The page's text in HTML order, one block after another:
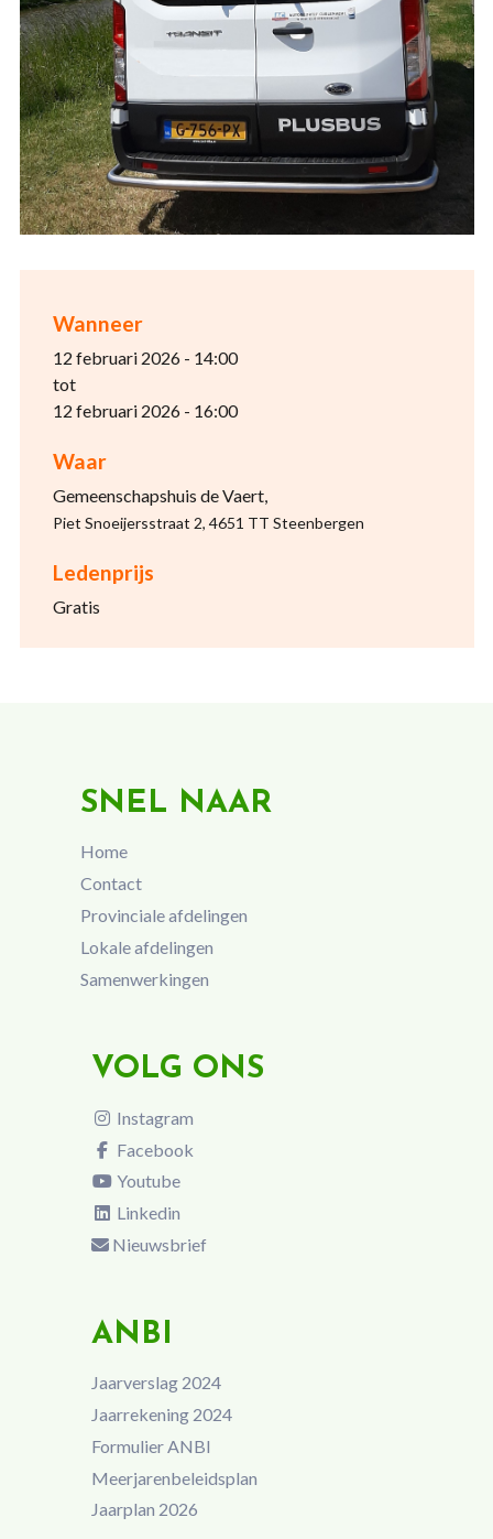
Wanneer
12 februari 2026 - 14:00
tot
12 februari 2026 - 16:00
Waar
Gemeenschapshuis de Vaert,
Piet Snoeijersstraat 2, 4651 TT Steenbergen
Ledenprijs
Gratis
SNEL NAAR
Home
Contact
Provinciale afdelingen
Lokale afdelingen
Samenwerkingen
VOLG ONS
Instagram
Facebook
Youtube
Linkedin
Nieuwsbrief
ANBI
Jaarverslag 2024
Jaarrekening 2024
Formulier ANBI
Meerjarenbeleidsplan
Jaarplan 2026